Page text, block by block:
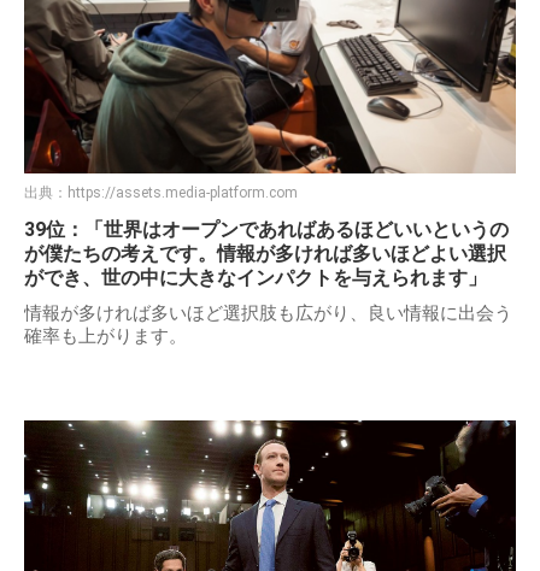
出典： https://assets.media-platform.com
39位：「世界はオープンであればあるほどいいというの
が僕たちの考えです。情報が多ければ多いほどよい選択
ができ、世の中に大きなインパクトを与えられます」
情報が多ければ多いほど選択肢も広がり、良い情報に出会う
確率も上がります。